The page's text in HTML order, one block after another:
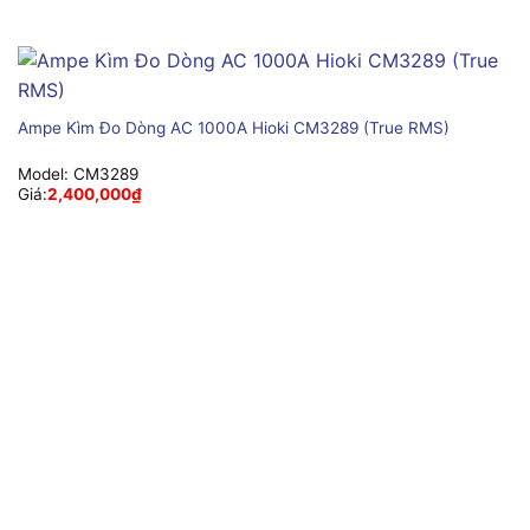
Ampe Kìm Đo Dòng AC 1000A Hioki CM3289 (True RMS)
Model: CM3289
Giá:2,400,000₫